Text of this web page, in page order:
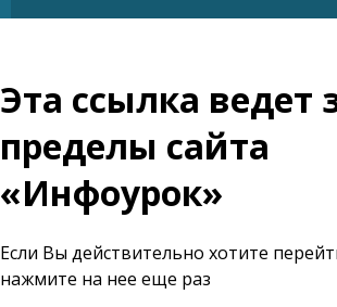
Эта ссылка ведет
пределы сайта
«Инфоурок»
Если Вы действительно хотите
нажмите на нее еще раз